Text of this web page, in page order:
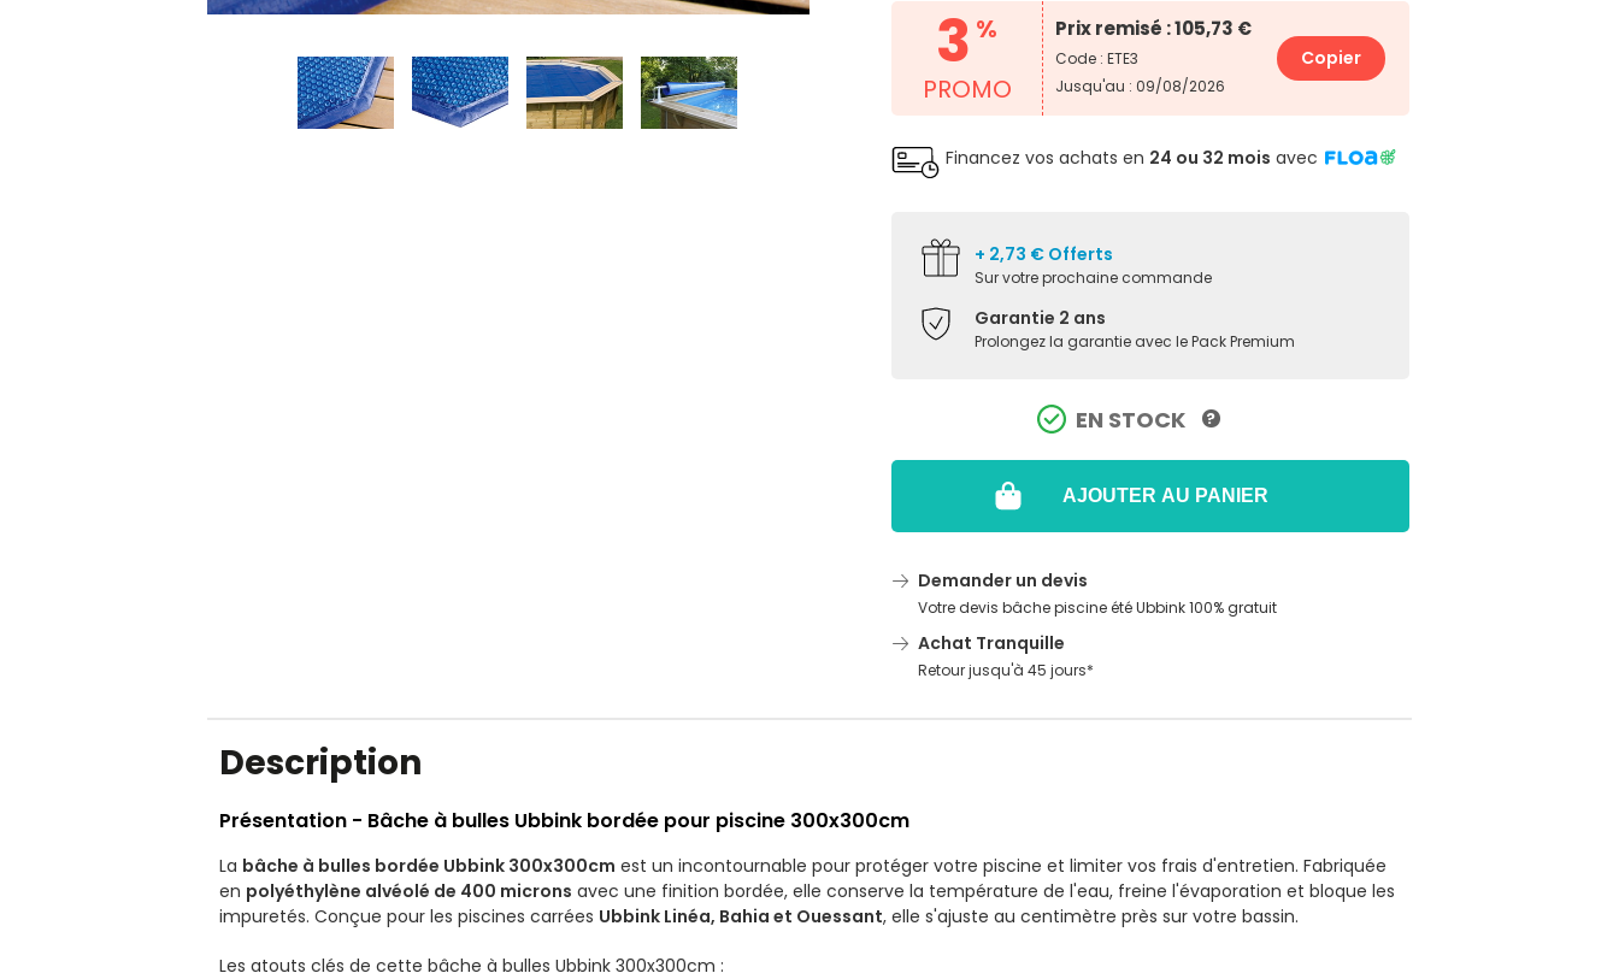
3 %
PROMO
Prix remisé : 105,73 €
Code : ETE3
Jusqu'au : 09/08/2026
Copier
Financez vos achats en 24 ou 32 mois avec
+ 2,73 € Offerts
Sur votre prochaine commande
Garantie 2 ans
Prolongez la garantie avec le Pack Premium
EN STOCK ?
AJOUTER AU PANIER
Demander un devis
Votre devis bâche piscine été Ubbink 100% gratuit
Achat Tranquille
Retour jusqu'à 45 jours*
Description
Présentation - Bâche à bulles Ubbink bordée pour piscine 300x300cm
La bâche à bulles bordée Ubbink 300x300cm est un incontournable pour protéger votre piscine et limiter vos frais d'entretien. Fabriquée
en polyéthylène alvéolé de 400 microns avec une finition bordée, elle conserve la température de l'eau, freine l'évaporation et bloque les
impuretés. Conçue pour les piscines carrées Ubbink Linéa, Bahia et Ouessant, elle s'ajuste au centimètre près sur votre bassin.
Les atouts clés de cette bâche à bulles Ubbink 300x300cm :